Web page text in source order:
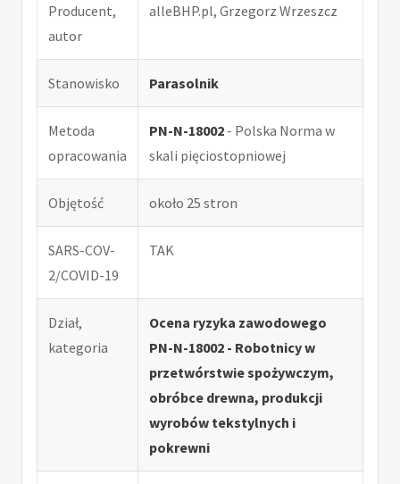
Producent,
autor
alleBHP.pl, Grzegorz Wrzeszcz
Stanowisko Parasolnik
Metoda
opracowania
PN-N-18002 - Polska Norma w
skali pięciostopniowej
Objętość około 25 stron
SARS-COV-
2/COVID-19
TAK
Dział,
kategoria
Ocena ryzyka zawodowego
PN-N-18002 - Robotnicy w
przetwórstwie spożywczym,
obróbce drewna, produkcji
wyrobów tekstylnych i
pokrewni